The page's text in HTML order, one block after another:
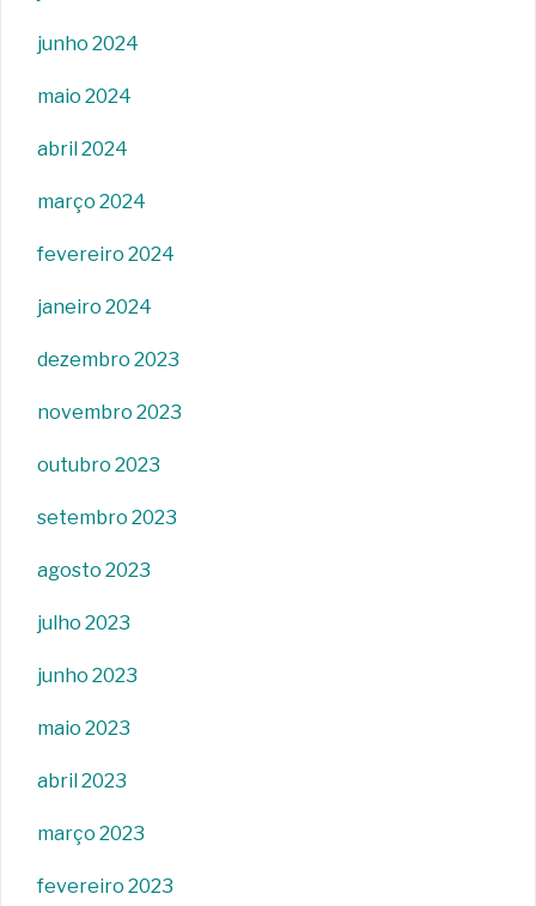
junho 2024
maio 2024
abril 2024
março 2024
fevereiro 2024
janeiro 2024
dezembro 2023
novembro 2023
outubro 2023
setembro 2023
agosto 2023
julho 2023
junho 2023
maio 2023
abril 2023
março 2023
fevereiro 2023